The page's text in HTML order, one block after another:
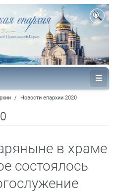
/ Новости епархии 2020
в храме
состоялось